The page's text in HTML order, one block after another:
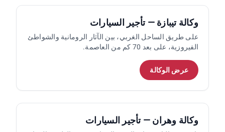
وكالة تيبازة — تأجير السيارات
على طريق الساحل الغربي، بين الآثار الرومانية والشواطئ
الفيروزية، على بعد 70 كم من العاصمة.
عرض الوكالة
وكالة وهران — تأجير السيارات